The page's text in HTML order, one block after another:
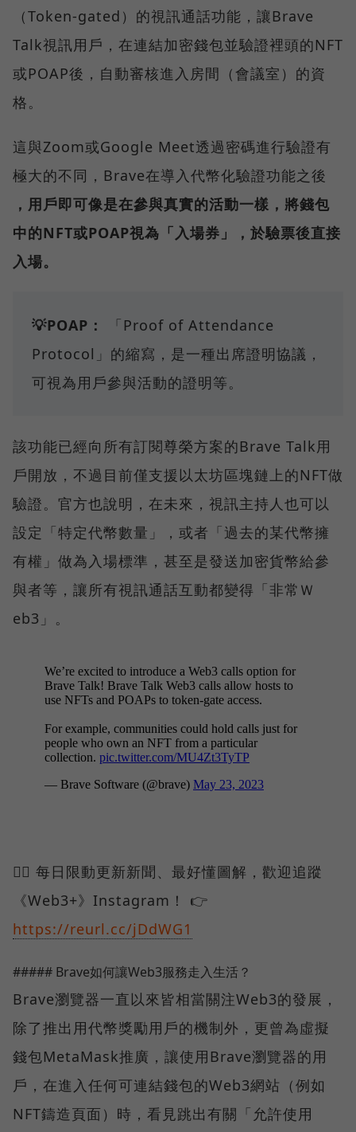
（Token-gated）的視訊通話功能，讓Brave
Talk視訊用戶，在連結加密錢包並驗證裡頭的NFT
或POAP後，自動審核進入房間（會議室）的資
格。
這與Zoom或Google Meet透過密碼進行驗證有
極大的不同，Brave在導入代幣化驗證功能之後
，用戶即可像是在參與真實的活動一樣，將錢包
中的NFT或POAP視為「入場券」，於驗票後直接
入場。
💡POAP：
「Proof of Attendance
Protocol」的縮寫，是一種出席證明協議，
可視為用戶參與活動的證明等。
該功能已經向所有訂閱尊榮方案的Brave Talk用
戶開放，不過目前僅支援以太坊區塊鏈上的NFT做
驗證。官方也說明，在未來，視訊主持人也可以
設定「特定代幣數量」，或者「過去的某代幣擁
有權」做為入場標準，甚至是發送加密貨幣給參
與者等，讓所有視訊通話互動都變得「非常Ｗ
eb3」。
❤️‍🔥 每日限動更新新聞、最好懂圖解，歡迎追蹤
《Web3+》Instagram！ 👉
https://reurl.cc/jDdWG1
##### Brave如何讓Web3服務走入生活？
Brave瀏覽器一直以來皆相當關注Web3的發展，
除了推出用代幣獎勵用戶的機制外，更曾為虛擬
錢包MetaMask推廣，讓使用Brave瀏覽器的用
戶，在進入任何可連結錢包的Web3網站（例如
NFT鑄造頁面）時，看見跳出有關「允許使用